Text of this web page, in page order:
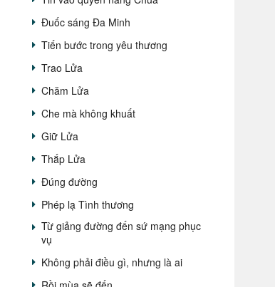
Đuốc sáng Đa Minh
Tiến bước trong yêu thương
Trao Lửa
Chăm Lửa
Che mà không khuất
Giữ Lửa
Thắp Lửa
Đúng đường
Phép lạ Tình thương
Từ giảng đường đến sứ mạng phục
vụ
Không phải điều gì, nhưng là ai